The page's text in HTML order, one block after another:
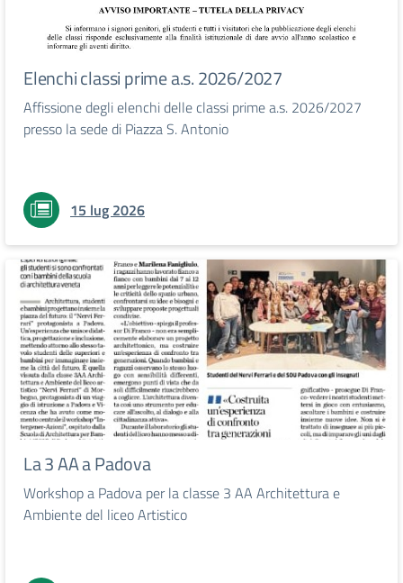
Elenchi classi prime a.s. 2026/2027
Affissione degli elenchi delle classi prime a.s. 2026/2027
presso la sede di Piazza S. Antonio
15 lug 2026
La 3 AA a Padova
Workshop a Padova per la classe 3 AA Architettura e
Ambiente del liceo Artistico